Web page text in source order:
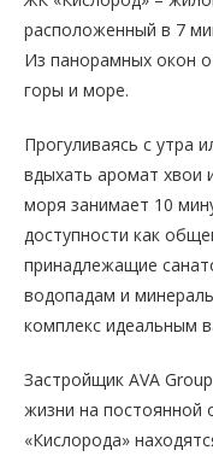
расположенный в 7
Из панорамных окон
горы и море.
Прогуливаясь с утра
вдыхать аромат хвои
моря занимает 10
доступности как
принадлежащие
водопадам и
комплекс идеальным
Застройщик AVA
жизни на постоянной
«Кислорода»